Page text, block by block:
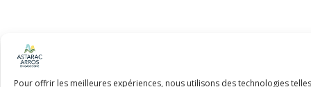
Pour offrir les meilleures expériences, nous utilisons des technologies